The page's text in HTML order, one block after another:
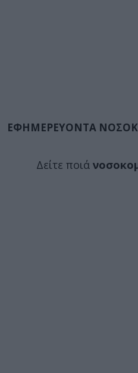
ΕΦΗΜΕΡΕΥΟΝΤΑ
Δείτε ποιά